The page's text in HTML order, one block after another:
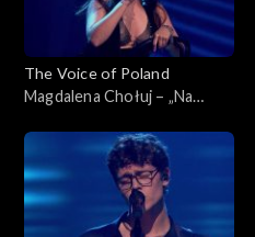
The Voice of Poland
Magdalena Chołuj – „Na
Poland”, Live 1, 8 listopada
2025